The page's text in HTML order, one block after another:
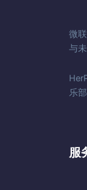
微
与
乐部
服